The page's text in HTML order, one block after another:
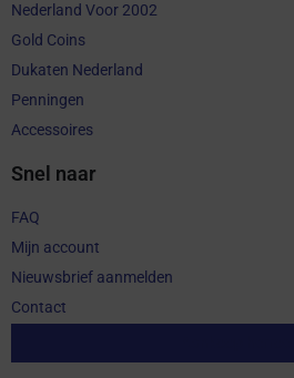
Nederland Voor 2002
Gold Coins
Dukaten Nederland
Penningen
Accessoires
Snel naar
FAQ
Mijn account
Nieuwsbrief aanmelden
Contact